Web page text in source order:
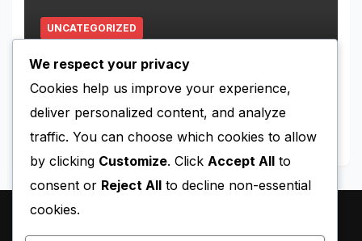
UNCATEGORIZED
Kronologi Mahasiswa ITB
Hilang di Gunung Puntang
We respect your privacy
Cookies help us improve your experience,
deliver personalized content, and analyze
traffic. You can choose which cookies to allow
by clicking Customize. Click Accept All to
consent or Reject All to decline non-essential
cookies.